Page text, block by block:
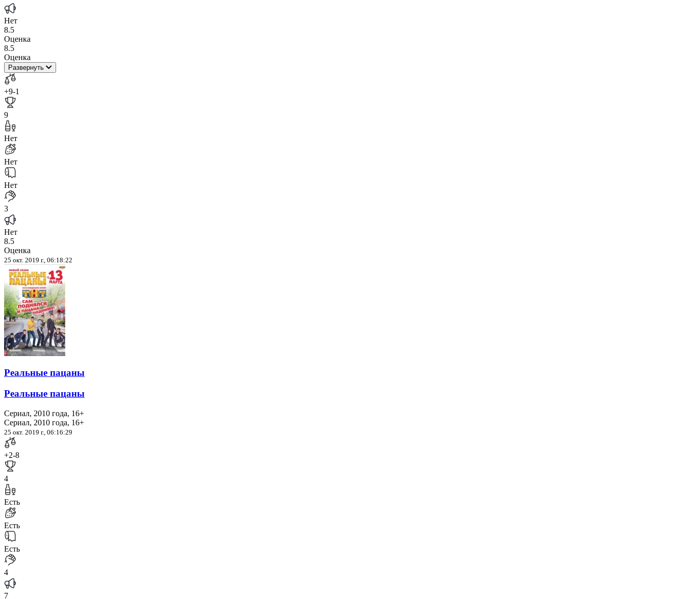
Нет
8.5
Оценка
8.5
Оценка
Развернуть
+9-1
9
Нет
Нет
Нет
3
Нет
8.5
Оценка
25 окт. 2019 г., 06:18:22
Реальные пацаны
Реальные пацаны
Сериал, 2010 года, 16+
Сериал, 2010 года, 16+
25 окт. 2019 г., 06:16:29
+2-8
4
Есть
Есть
Есть
4
7